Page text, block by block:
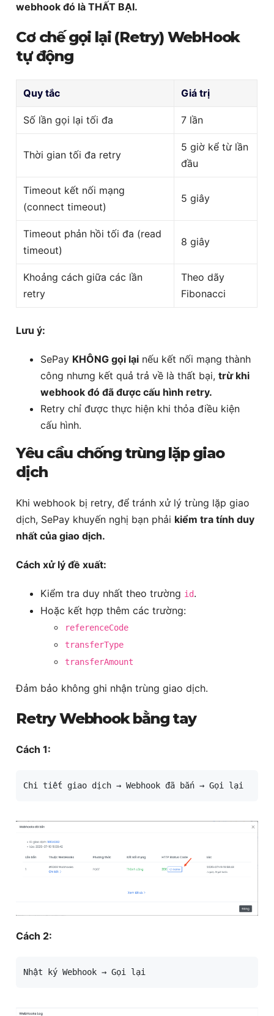
webhook đó là THẤT BẠI.
Cơ chế gọi lại (Retry) WebHook
tự động
Quy tắc Giá trị
Số lần gọi lại tối đa 7 lần
Thời gian tối đa retry
5 giờ kể từ lần
đầu
Timeout kết nối mạng
(connect timeout)
5 giây
Timeout phản hồi tối đa (read
timeout)
8 giây
Khoảng cách giữa các lần
retry
Theo dãy
Fibonacci
Lưu ý:
SePay KHÔNG gọi lại nếu kết nối mạng thành
công nhưng kết quả trả về là thất bại,trừ khi
webhook đó đã được cấu hình retry.
Retry chỉ được thực hiện khi thỏa điều kiện
cấu hình.
Yêu cầu chống trùng lặp giao
dịch
Khi webhook bị retry, để tránh xử lý trùng lặp giao
dịch, SePay khuyến nghị bạn phải kiểm tra tính duy
nhất của giao dịch.
Cách xử lý đề xuất:
Kiểm tra duy nhất theo trường id.
Hoặc kết hợp thêm các trường:
referenceCode
transferType
transferAmount
Đảm bảo không ghi nhận trùng giao dịch.
Retry Webhook bằng tay
Cách 1:
Chi tiết giao dịch → Webhook đã bắn → Gọi lại
Cách 2:
Nhật ký Webhook → Gọi lại